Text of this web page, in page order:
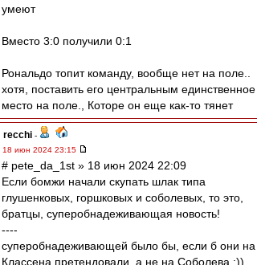
умеют
Вместо 3:0 получили 0:1
Рональдо топит команду, вообще нет на поле..
хотя, поставить его центральным единственное
место на поле., Которе он еще как-то тянет
recchi -
18 июн 2024 23:15
# pete_da_1st » 18 июн 2024 22:09
Если бомжи начали скупать шлак типа
глушенковых, горшковых и соболевых, то это,
братцы, суперобнадеживающая новость!
----
суперобнадеживающей было бы, если б они на
Классена претендовали, а не на Соболева :))